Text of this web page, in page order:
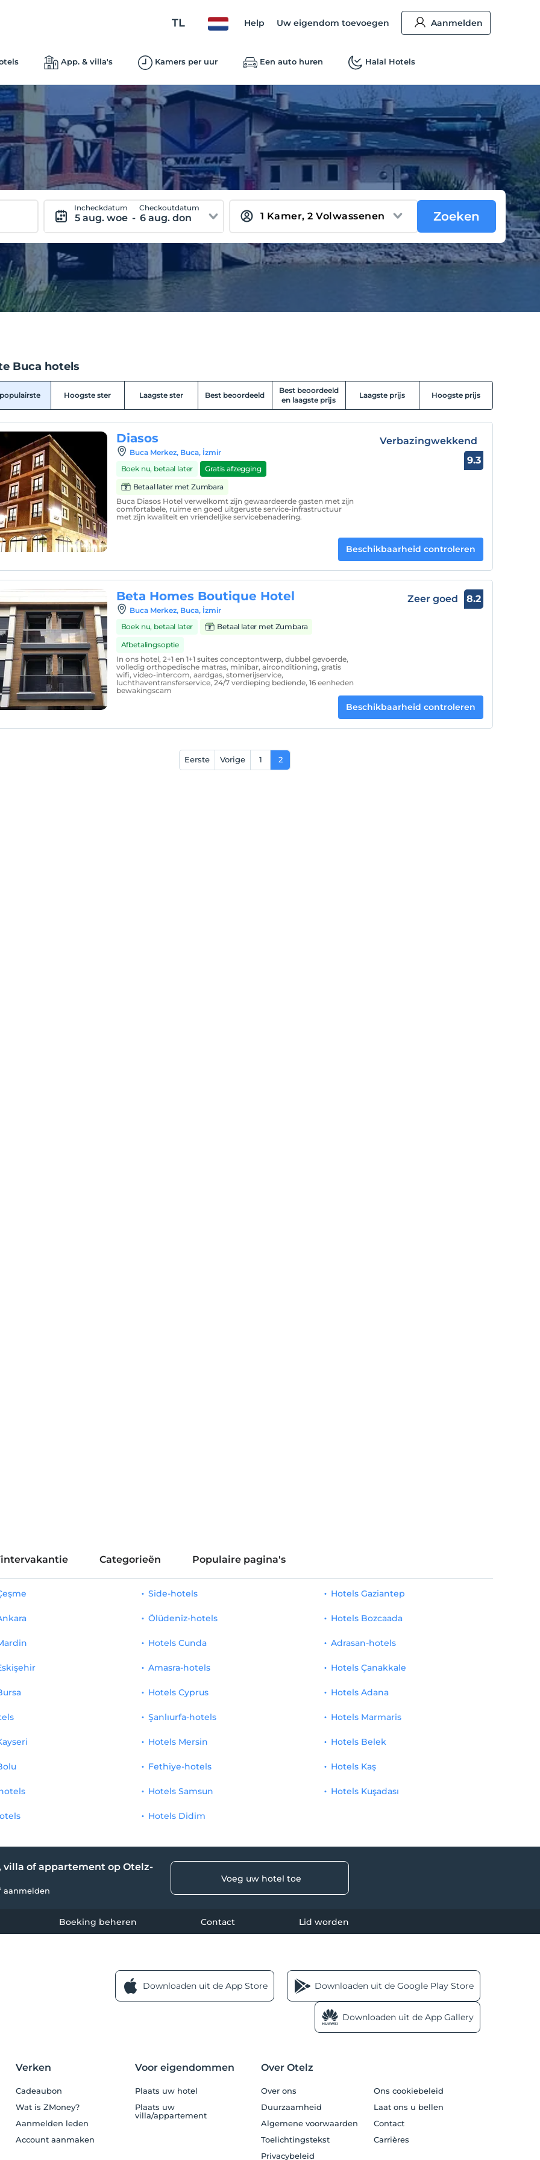
TL Help Uw eigendom toevoegen Aanmelden
App. & villa's Kamers per uur Een auto huren Halal Hotels
Incheckdatum
5 aug. woe -
Checkoutdatum
6 aug. don Zoeken
Buca hotels
Hoogste ster Laagste ster Best beoordeeld
Best beoordeeld
en laagste prijs
Laagste prijs Hoogste prijs
Diasos
Buca Merkez, Buca, İzmir
Boek nu, betaal later
Gratis afzegging
Betaal later met Zumbara
Buca Diasos Hotel verwelkomt zijn gewaardeerde gasten met zijn
comfortabele, ruime en goed uitgeruste service-infrastructuur
met zijn kwaliteit en vriendelijke servicebenadering.
Verbazingwekkend
9.3
Beschikbaarheid controleren
Beta Homes Boutique Hotel
Buca Merkez, Buca, İzmir
Boek nu, betaal later
Betaal later met Zumbara
Afbetalingsoptie
In ons hotel, 2+1 en 1+1 suites conceptontwerp, dubbel gevoerde,
volledig orthopedische matras, minibar, airconditioning, gratis
wifi, video-intercom, aardgas, stomerijservice,
luchthaventransferservice, 24/7 verdieping bediende, 16 eenheden
bewakingscam
Zeer goed 8.2
Beschikbaarheid controleren
Eerste Vorige 1 2
Categorieën Populaire pagina's
Side-hotels
Ölüdeniz-hotels
Hotels Cunda
Amasra-hotels
Hotels Cyprus
Hotels Gaziantep
Hotels Bozcaada
Adrasan-hotels
Hotels Çanakkale
Hotels Adana
Şanlıurfa-hotels
Hotels Mersin
Fethiye-hotels
Hotels Samsun
Hotels Didim
Hotels Marmaris
Hotels Belek
Hotels Kaş
Hotels Kuşadası
villa of appartement op Otelz-
aanmelden
Voeg uw hotel toe
Boeking beheren Contact Lid worden
Downloaden uit de App Store Downloaden uit de Google Play Store
Downloaden uit de App Gallery
Verken
Cadeaubon
Wat is ZMoney?
Aanmelden leden
Account aanmaken
Voor eigendommen
Plaats uw hotel
Plaats uw
villa/appartement
Over Otelz
Over ons
Duurzaamheid
Algemene voorwaarden
Toelichtingstekst
Privacybeleid
Ons cookiebeleid
Laat ons u bellen
Contact
Carrières